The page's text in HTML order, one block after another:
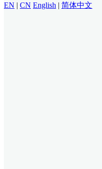
EN | CN English | 简体中文